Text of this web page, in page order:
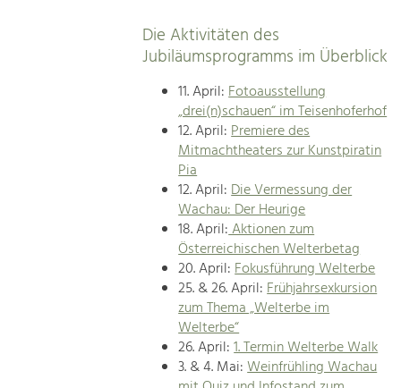
Die Aktivitäten des
Jubiläumsprogramms im Überblick
11. April:Fotoausstellung
„drei(n)schauen“ im Teisenhoferhof
12. April:Premiere des
Mitmachtheaters zur Kunstpiratin
Pia
12. April:Die Vermessung der
Wachau: Der Heurige
18. April:Aktionen zum
Österreichischen Welterbetag
20. April:Fokusführung Welterbe
25. & 26. April:Frühjahrsexkursion
zum Thema „Welterbe im
Welterbe“
26. April:1. Termin Welterbe Walk
3. & 4. Mai:Weinfrühling Wachau